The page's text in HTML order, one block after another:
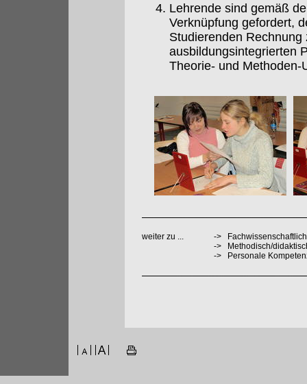
Lehrende sind gemäß
Verknüpfung gefordert,
Studierenden
ausbildungsintegrierten
Theorie- und Methoden-
weiter zu ... ->
->
Methodisch/
->
Personale